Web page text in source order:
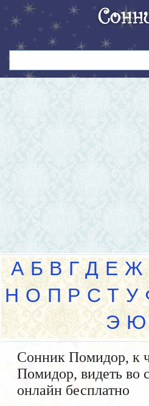
А Б В Г Д Е Ж
Н О П Р С Т У
Э Ю
Сонник Помидор, к
Помидор, видеть во
онлайн бесплатно